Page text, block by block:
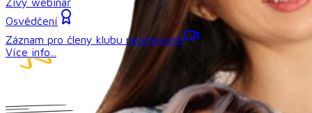
Osvědčení
Záznam pro členy klubu neomezeně
Více info...